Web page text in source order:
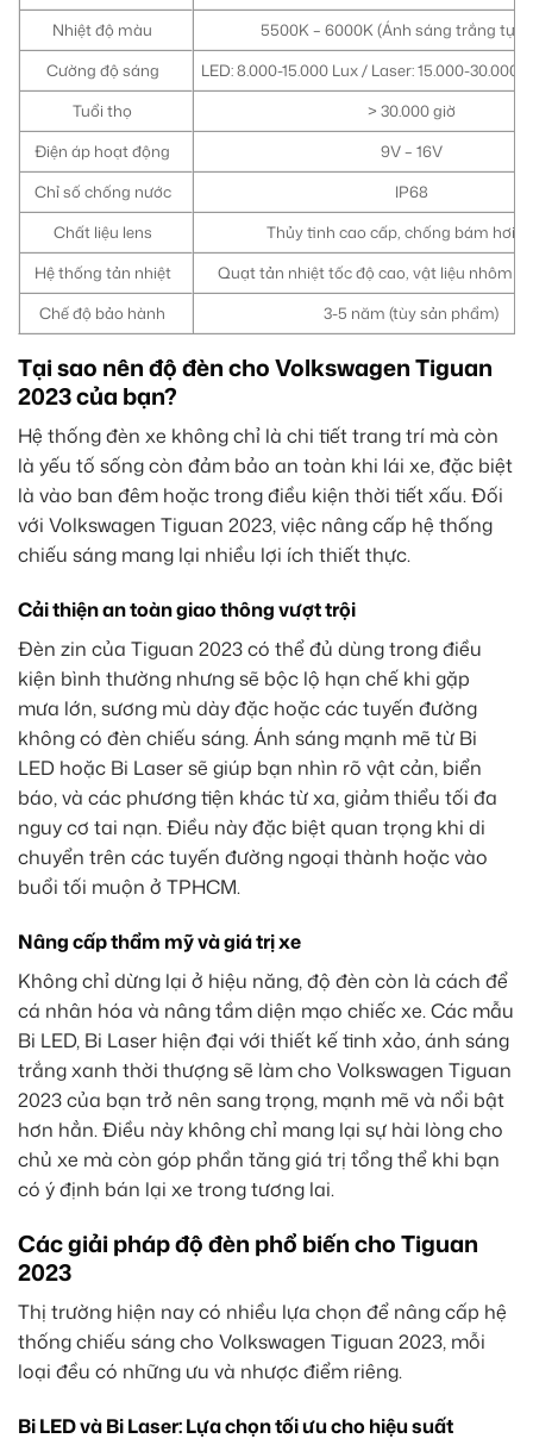
Nhiệt độ màu
5500K – 6000K (Ánh sáng trắng tự
Cường độ sáng
LED: 8.000-15.000 Lux / Laser: 15.000-30.000
Tuổi thọ
> 30.000 giờ
Điện áp hoạt động
9V – 16V
Chỉ số chống nước
IP68
Chất liệu lens
Thủy tinh cao cấp, chống bám hơi
Hệ thống tản nhiệt
Quạt tản nhiệt tốc độ cao, vật liệu nhôm
Chế độ bảo hành
3-5 năm (tùy sản phẩm)
Tại sao nên độ đèn cho Volkswagen Tiguan
2023 của bạn?
Hệ thống đèn xe không chỉ là chi tiết trang trí mà còn
là yếu tố sống còn đảm bảo an toàn khi lái xe, đặc biệt
là vào ban đêm hoặc trong điều kiện thời tiết xấu. Đối
với Volkswagen Tiguan 2023, việc nâng cấp hệ thống
chiếu sáng mang lại nhiều lợi ích thiết thực.
Cải thiện an toàn giao thông vượt trội
Đèn zin của Tiguan 2023 có thể đủ dùng trong điều
kiện bình thường nhưng sẽ bộc lộ hạn chế khi gặp
mưa lớn, sương mù dày đặc hoặc các tuyến đường
không có đèn chiếu sáng. Ánh sáng mạnh mẽ từ Bi
LED hoặc Bi Laser sẽ giúp bạn nhìn rõ vật cản, biển
báo, và các phương tiện khác từ xa, giảm thiểu tối đa
nguy cơ tai nạn. Điều này đặc biệt quan trọng khi di
chuyển trên các tuyến đường ngoại thành hoặc vào
buổi tối muộn ở TPHCM.
Nâng cấp thẩm mỹ và giá trị xe
Không chỉ dừng lại ở hiệu năng, độ đèn còn là cách để
cá nhân hóa và nâng tầm diện mạo chiếc xe. Các mẫu
Bi LED, Bi Laser hiện đại với thiết kế tinh xảo, ánh sáng
trắng xanh thời thượng sẽ làm cho Volkswagen Tiguan
2023 của bạn trở nên sang trọng, mạnh mẽ và nổi bật
hơn hẳn. Điều này không chỉ mang lại sự hài lòng cho
chủ xe mà còn góp phần tăng giá trị tổng thể khi bạn
có ý định bán lại xe trong tương lai.
Các giải pháp độ đèn phổ biến cho Tiguan
2023
Thị trường hiện nay có nhiều lựa chọn để nâng cấp hệ
thống chiếu sáng cho Volkswagen Tiguan 2023, mỗi
loại đều có những ưu và nhược điểm riêng.
Bi LED và Bi Laser: Lựa chọn tối ưu cho hiệu suất